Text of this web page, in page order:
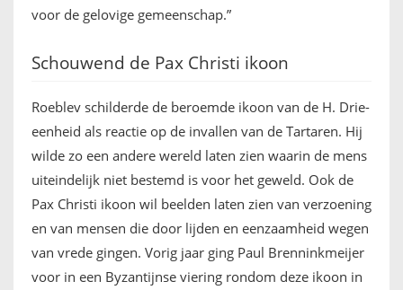
voor de gelovige gemeenschap.”
Schouwend de Pax Christi ikoon
Roeblev schilderde de beroemde ikoon van de H. Drie-
eenheid als reactie op de invallen van de Tartaren. Hij
wilde zo een andere wereld laten zien waarin de mens
uiteindelijk niet bestemd is voor het geweld. Ook de
Pax Christi ikoon wil beelden laten zien van verzoening
en van mensen die door lijden en eenzaamheid wegen
van vrede gingen. Vorig jaar ging Paul Brenninkmeijer
voor in een Byzantijnse viering rondom deze ikoon in